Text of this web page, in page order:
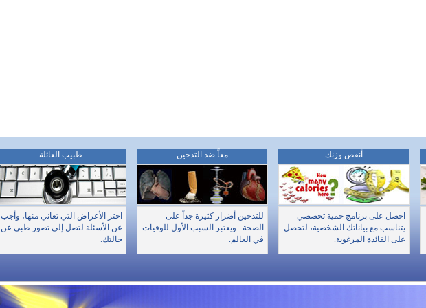
طبيب العائلة
اختر الأعراض التي تعاني منها، وأجب
عن الأسئلة لتصل إلى تصور طبي عن
حالتك.
معاً ضد التدخين
للتدخين أضرار كثيرة جداً على
الصحة.. ويعتبر السبب الأول للوفيات
في العالم.
أنقص وزنك
احصل على برنامج حمية تخصصي
يتناسب مع بياناتك الشخصية، لتحصل
على الفائدة المرغوبة.